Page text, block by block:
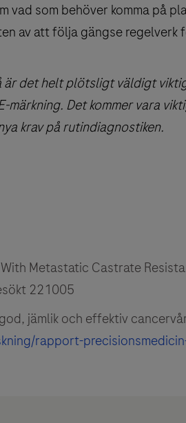
vad som behöver komma på
av att följa gängse regelverk
är det helt plötsligt väldigt
märkning. Det kommer vara
krav på rutindiagnostiken.
Metastatic Castrate
221005
jämlik och effektiv
rapport-